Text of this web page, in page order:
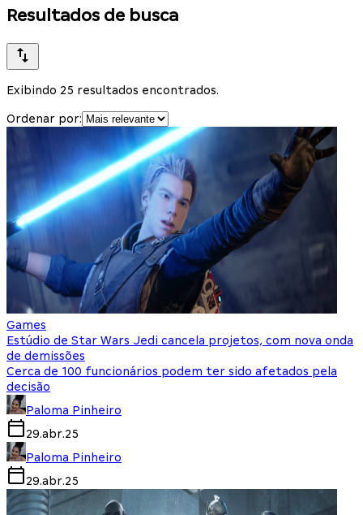
Resultados de busca
Exibindo 25 resultados encontrados.
Ordenar por:
Games
Estúdio de Star Wars Jedi cancela projetos, com nova onda
de demissões
Cerca de 100 funcionários podem ter sido afetados pela
decisão
Paloma Pinheiro
29.abr.25
Paloma Pinheiro
29.abr.25